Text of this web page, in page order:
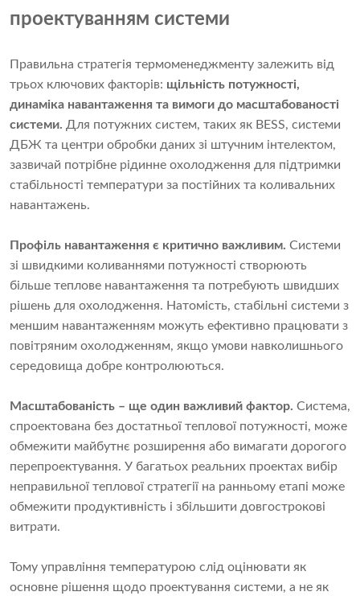
проектуванням системи
Правильна стратегія термоменеджменту залежить від
трьох ключових факторів: щільність потужності,
динаміка навантаження та вимоги до масштабованості
системи. Для потужних систем, таких як BESS, системи
ДБЖ та центри обробки даних зі штучним інтелектом,
зазвичай потрібне рідинне охолодження для підтримки
стабільності температури за постійних та коливальних
навантажень.
Профіль навантаження є критично важливим. Системи
зі швидкими коливаннями потужності створюють
більше теплове навантаження та потребують швидших
рішень для охолодження. Натомість, стабільні системи з
меншим навантаженням можуть ефективно працювати з
повітряним охолодженням, якщо умови навколишнього
середовища добре контролюються.
Масштабованість – ще один важливий фактор. Система,
спроектована без достатньої теплової потужності, може
обмежити майбутнє розширення або вимагати дорогого
перепроектування. У багатьох реальних проектах вибір
неправильної теплової стратегії на ранньому етапі може
обмежити продуктивність і збільшити довгострокові
витрати.
Тому управління температурою слід оцінювати як
основне рішення щодо проектування системи, а не як